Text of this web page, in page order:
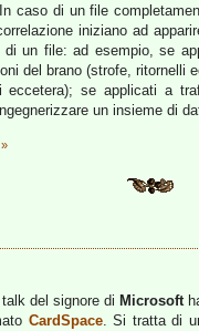
caso di un file
iniziano ad
un file: ad esempio, se
del brano (strofe,
se applicati a
un insieme di
del signore di Microsoft
CardSpace. Si tratta di